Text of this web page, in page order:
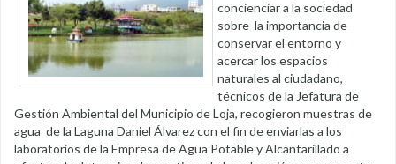
concienciar a la sociedad
sobre la importancia de
conservar el entorno y
acercar los espacios
naturales al ciudadano,
técnicos de la Jefatura de
Gestión Ambiental del Municipio de Loja, recogieron muestras de
agua de la Laguna Daniel Álvarez con el fin de enviarlas a los
laboratorios de la Empresa de Agua Potable y Alcantarillado a